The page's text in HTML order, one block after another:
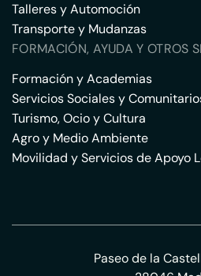
Talleres y Automoción
Transporte y Mudanzas
FORMACIÓN, AYUDA Y OTROS
Formación y Academias
Servicios Sociales y
Turismo, Ocio y Cultura
Agro y Medio Ambiente
Movilidad y Servicios de Apoyo
Paseo de la